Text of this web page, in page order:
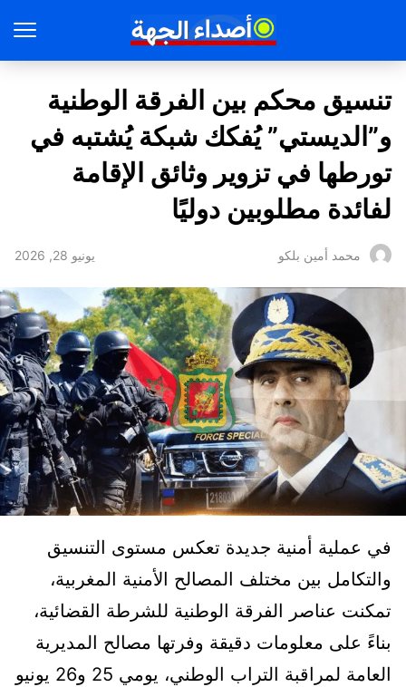
تنسيق محكم بين الفرقة الوطنية
و”الديستي” يُفكك شبكة يُشتبه في
تورطها في تزوير وثائق الإقامة
لفائدة مطلوبين دوليًا
محمد أمين بلكو يونيو 28, 2026
في عملية أمنية جديدة تعكس مستوى التنسيق
والتكامل بين مختلف المصالح الأمنية المغربية،
تمكنت عناصر الفرقة الوطنية للشرطة القضائية،
بناءً على معلومات دقيقة وفرتها مصالح المديرية
العامة لمراقبة التراب الوطني، يومي 25 و26 يونيو